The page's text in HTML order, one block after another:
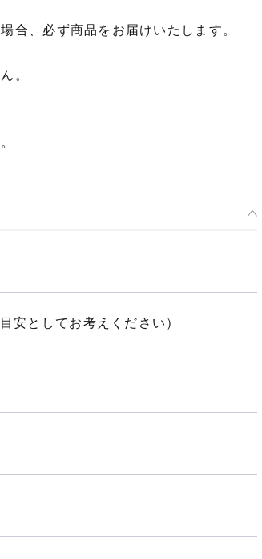
月29日~2024年12月18日まで
1人様3点まで
合、必ず商品をお届けいたします。
。
安としてお考えください）